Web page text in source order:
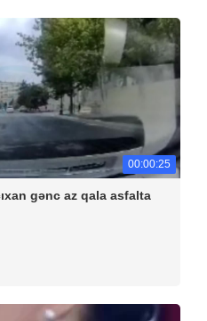
00:00:25
gənc az qala asfalta